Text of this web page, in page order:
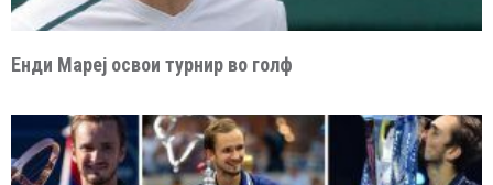
Енди Мареј освои турнир во голф